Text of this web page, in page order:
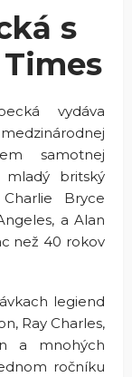
s
vydáva
samotnej
britský
Bryce
a Alan
než 40 rokov
legiend
Ray Charles,
a mnohých
ročníku